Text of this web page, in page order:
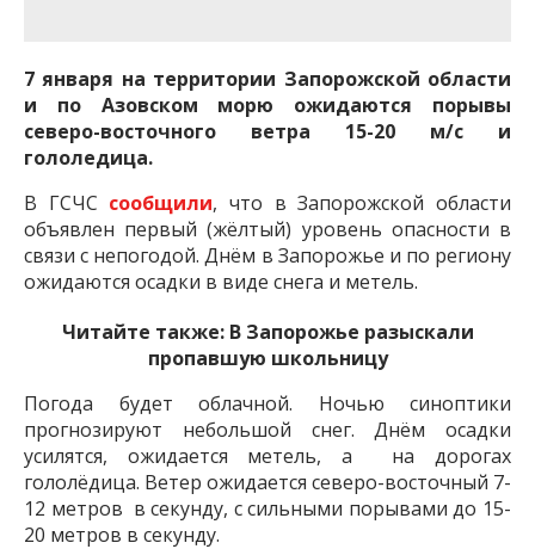
7 января на территории Запорожской области
и по Азовском морю ожидаются порывы
северо-восточного ветра 15-20 м/с и
гололедица.
В ГСЧС сообщили, что в Запорожской области
объявлен первый (жёлтый) уровень опасности в
связи с непогодой. Днём в Запорожье и по региону
ожидаются осадки в виде снега и метель.
Читайте также: В Запорожье разыскали
пропавшую школьницу
Погода будет облачной. Ночью синоптики
прогнозируют небольшой снег. Днём осадки
усилятся, ожидается метель, а на дорогах
гололёдица. Ветер ожидается северо-восточный 7-
12 метров в секунду, с сильными порывами до 15-
20 метров в секунду.